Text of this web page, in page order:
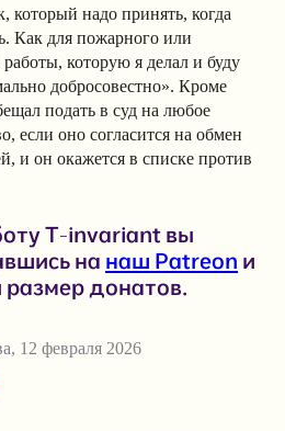
который надо принять, когда
Как для пожарного или
работы, которую я делал и буду
добросовестно». Кроме
подать в суд на любое
если оно согласится на обмен
и он окажется в списке против
T-invariant вы
на наш Patreon и
донатов.
, 12 февраля 2026